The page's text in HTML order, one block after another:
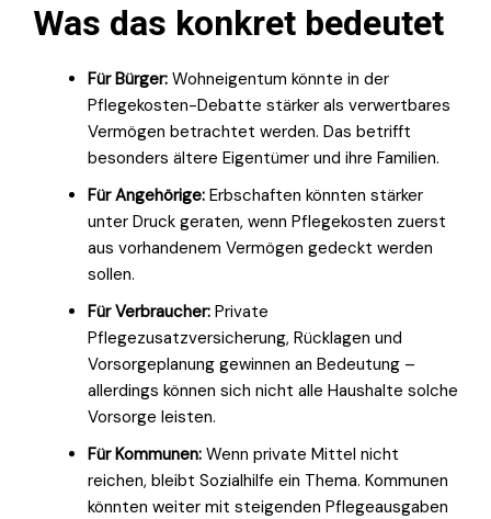
Was das konkret bedeutet
Für Bürger: Wohneigentum könnte in der
Pflegekosten-Debatte stärker als verwertbares
Vermögen betrachtet werden. Das betrifft
besonders ältere Eigentümer und ihre Familien.
Für Angehörige: Erbschaften könnten stärker
unter Druck geraten, wenn Pflegekosten zuerst
aus vorhandenem Vermögen gedeckt werden
sollen.
Für Verbraucher: Private
Pflegezusatzversicherung, Rücklagen und
Vorsorgeplanung gewinnen an Bedeutung –
allerdings können sich nicht alle Haushalte solche
Vorsorge leisten.
Für Kommunen: Wenn private Mittel nicht
reichen, bleibt Sozialhilfe ein Thema. Kommunen
könnten weiter mit steigenden Pflegeausgaben